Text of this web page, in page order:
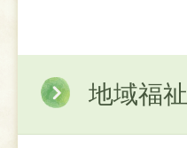
地域福祉